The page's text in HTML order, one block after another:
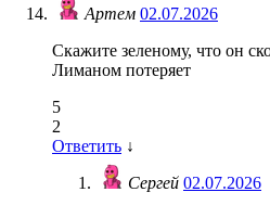
Артем 02.07.2026
Скажите зеленому, что он
Лиманом потеряет
5
2
Ответить ↓
Сергей 02.07.2026